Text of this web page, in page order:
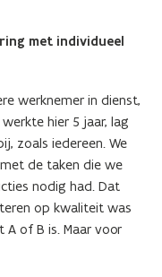
met individueel
werknemer in dienst,
hier 5 jaar, lag
zoals iedereen. We
de taken die we
nodig had. Dat
op kwaliteit was
of B is. Maar voor